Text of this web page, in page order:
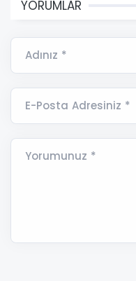
YORUMLAR
Adınız *
E-Posta Adresiniz *
Yorumunuz *